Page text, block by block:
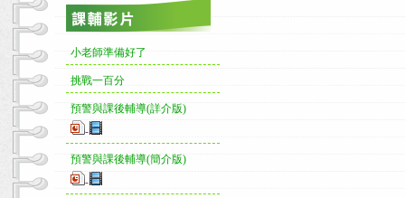
小老師準備好了
挑戰一百分
預警與課後輔導(詳介版)
-
預警與課後輔導(簡介版)
-